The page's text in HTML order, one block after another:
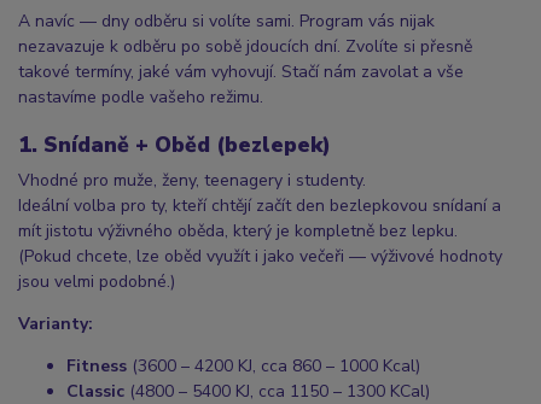
A navíc — dny odběru si volíte sami. Program vás nijak
nezavazuje k odběru po sobě jdoucích dní. Zvolíte si přesně
takové termíny, jaké vám vyhovují. Stačí nám zavolat a vše
nastavíme podle vašeho režimu.
1. Snídaně + Oběd (bezlepek)
Vhodné pro muže, ženy, teenagery i studenty.
Ideální volba pro ty, kteří chtějí začít den bezlepkovou snídaní a
mít jistotu výživného oběda, který je kompletně bez lepku.
(Pokud chcete, lze oběd využít i jako večeři — výživové hodnoty
jsou velmi podobné.)
Varianty:
Fitness (3600 – 4200 KJ, cca 860 – 1000 Kcal)
Classic (4800 – 5400 KJ, cca 1150 – 1300 KCal)